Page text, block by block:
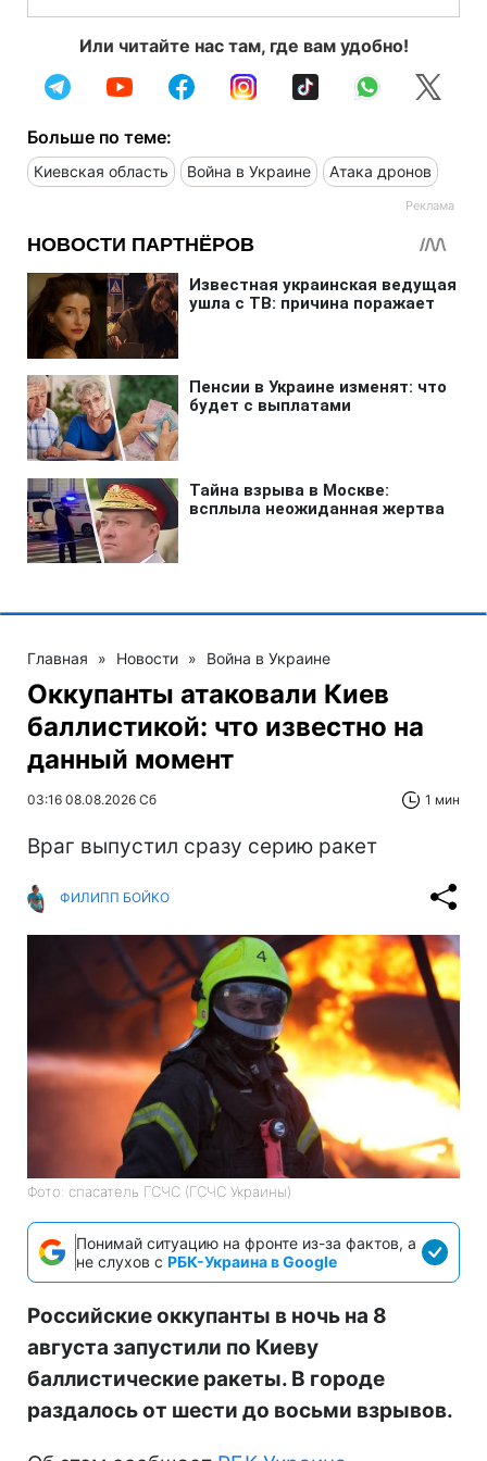
Или читайте нас там, где вам удобно!
Больше по теме:
Киевская область Война в Украине Атака дронов
Главная » Новости » Война в Украине
Оккупанты атаковали Киев
баллистикой: что известно на
данный момент
03:16 08.08.2026 Сб 1 мин
Враг выпустил сразу серию ракет
ФИЛИПП БОЙКО
Фото: спасатель ГСЧС (ГСЧС Украины)
Понимай ситуацию на фронте из-за фактов, а
не слухов с РБК-Украина в Google
Российские оккупанты в ночь на 8
августа запустили по Киеву
баллистические ракеты. В городе
раздалось от шести до восьми взрывов.